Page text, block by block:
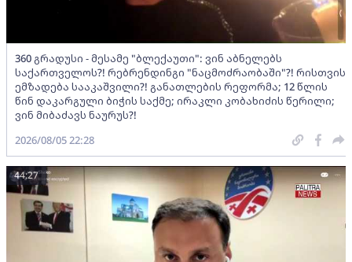
360 გრადუსი - მესამე "ბლექაუთი": ვინ აბნელებს
საქართველოს?! რებრენდინგი "ნაცმოძრაობაში"?! რისთვის
ემზადება სააკაშვილი?! განათლების რეფორმა; 12 წლის
წინ დაკარგული ბიჭის საქმე; ირაკლი კობახიძის წერილი;
ვინ მიბაძავს ნაურუს?!
2026/08/05 22:28
44:27